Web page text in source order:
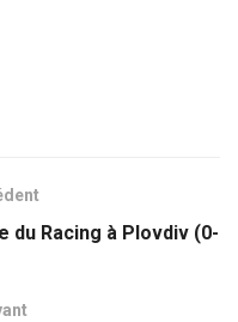
du Racing à Plovdiv (0-